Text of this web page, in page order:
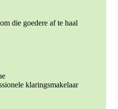
die goedere af te haal
klaringsmakelaar